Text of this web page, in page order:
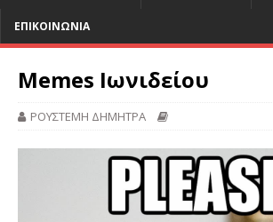
ΕΠΙΚΟΙΝΩΝΊΑ
Memes Ιωνιδείου
ΡΟΥΣΤΕΜΗ ΔΗΜΗΤΡΑ